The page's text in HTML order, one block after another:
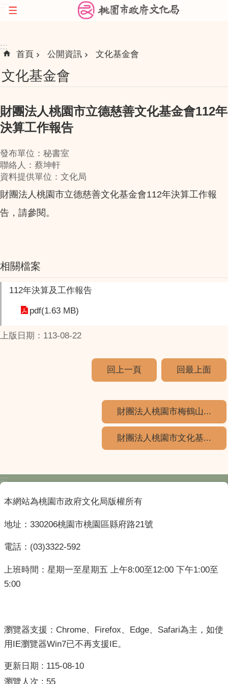
跳到主要內容區塊
:::
首頁 公開資訊 文化基金會
文化基金會
財團法人桃園市立德慈善文化基金會112年
決算工作報告
發布單位：秘書室
聯絡人：蔡坤軒
資料提供單位：文化局
財團法人桃園市立德慈善文化基金會112年決算工作報
告，請參閱。
相關檔案
112年決算及工作報告
pdf(1.63 MB)
上版日期：113-08-22
回上一頁 回最上面
財團法人桃園市梅鶴山...
財團法人桃園市文化基...
:::
本網站為桃園市政府文化局版權所有
地址：330206桃園市桃園區縣府路21號
電話：(03)3322-592
上班時間：星期一至星期五 上午8:00至12:00 下午1:00至
5:00
瀏覽器支援：Chrome、Firefox、Edge、Safari為主，如使
用IE瀏覽器Win7已不再支援IE。
更新日期
115-08-10
瀏覽人次
55